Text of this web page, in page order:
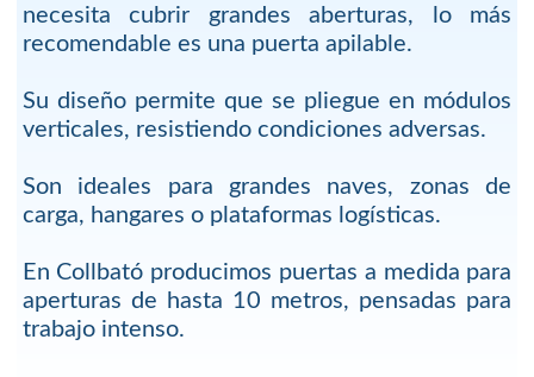
necesita cubrir grandes aberturas, lo más
recomendable es una puerta apilable.
Su diseño permite que se pliegue en módulos
verticales, resistiendo condiciones adversas.
Son ideales para grandes naves, zonas de
carga, hangares o plataformas logísticas.
En Collbató producimos puertas a medida para
aperturas de hasta 10 metros, pensadas para
trabajo intenso.